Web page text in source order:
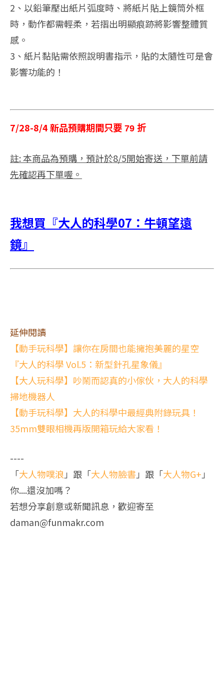
2、以鉛筆壓出紙片弧度時、將紙片貼上鏡筒外框
時，動作都需輕柔，若摺出明顯痕跡將影響整體質
感。
3、紙片黏貼需依照說明書指示，貼的太隨性可是會
影響功能的！
7/28-8/4 新品預購期間只要 79 折
註: 本商品為預購，預計於8/5開始寄送，下單前請
先確認再下單喔。
我想買『大人的科學07：牛頓望遠
鏡』
延伸閱讀
【動手玩科學】讓你在房間也能擁抱美麗的星空
『大人的科學 Vol.5：新型針孔星象儀』
【大人玩科學】吵鬧而認真的小傢伙，大人的科學
掃地機器人
【動手玩科學】大人的科學中最經典附錄玩具！
35mm雙眼相機再版開箱玩給大家看！
----
「大人物噗浪 」跟「大人物臉書」跟「大人物G+ 」
你....還沒加嗎？
若想分享創意或新聞訊息，歡迎寄至
daman@funmakr.com